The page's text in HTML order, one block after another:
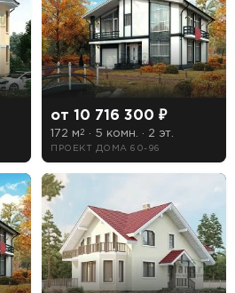
от 10 716 300 ₽
172 м 2 · 5 комн. · 2 эт.
ПРОЕКТ ДОМА 60-96